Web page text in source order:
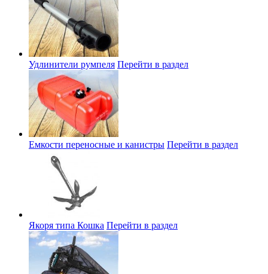
Удлинители румпеля Перейти в раздел
Емкости переносные и канистры Перейти в раздел
Якоря типа Кошка Перейти в раздел